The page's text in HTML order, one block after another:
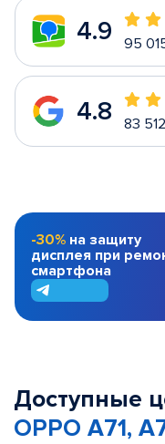
4.9 95
4.8 83
-30% на защиту
дисплея при
смартфона
Доступные
OPPO A71,